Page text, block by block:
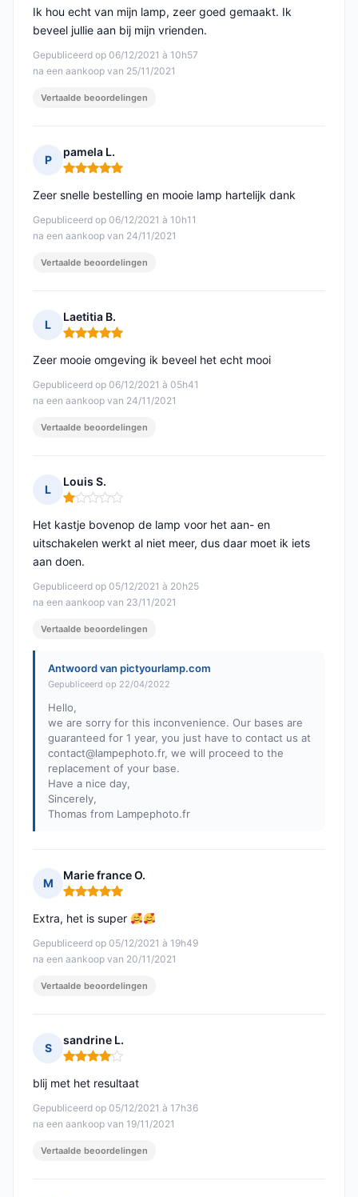
Gepubliceerd op 06/12/2021 à 10h57
na een aankoop van 25/11/2021
Ik hou echt van mijn lamp, zeer goed gemaakt. Ik
beveel jullie aan bij mijn vrienden.
Vertaalde beoordelingen
P
pamela L.
Opmerking: 5 van 5
Gepubliceerd op 06/12/2021 à 10h11
na een aankoop van 24/11/2021
Zeer snelle bestelling en mooie lamp hartelijk dank
Vertaalde beoordelingen
L
Laetitia B.
Opmerking: 5 van 5
Gepubliceerd op 06/12/2021 à 05h41
na een aankoop van 24/11/2021
Zeer mooie omgeving ik beveel het echt mooi
Vertaalde beoordelingen
L
Louis S.
Opmerking: 1 van 5
Gepubliceerd op 05/12/2021 à 20h25
na een aankoop van 23/11/2021
Het kastje bovenop de lamp voor het aan- en
uitschakelen werkt al niet meer, dus daar moet ik iets
aan doen.
Vertaalde beoordelingen
Antwoord van pictyourlamp.com
Gepubliceerd op 22/04/2022
Hello,
we are sorry for this inconvenience. Our bases are
guaranteed for 1 year, you just have to contact us at
contact@lampephoto.fr, we will proceed to the
replacement of your base.
Have a nice day,
Sincerely,
Thomas from Lampephoto.fr
M
Marie france O.
Opmerking: 5 van 5
Gepubliceerd op 05/12/2021 à 19h49
na een aankoop van 20/11/2021
Extra, het is super
Vertaalde beoordelingen
S
sandrine L.
Opmerking: 4 van 5
Gepubliceerd op 05/12/2021 à 17h36
na een aankoop van 19/11/2021
blij met het resultaat
Vertaalde beoordelingen